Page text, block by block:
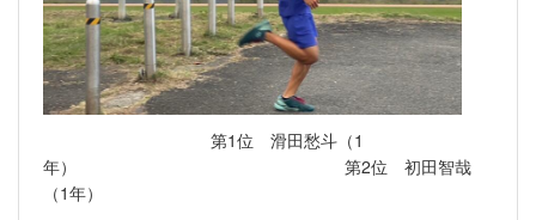
第1位 滑田愁斗（1
年） 第2位 初田智哉
（1年）